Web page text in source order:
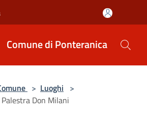
Comune di Ponteranica
> Luoghi >
Palestra Don Milani